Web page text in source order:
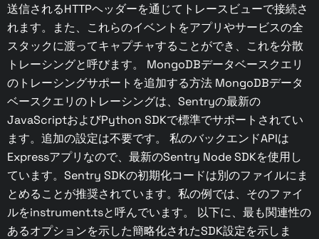
送信されるHTTPヘッダーを通じてトレースビューで接続さ
れます。また、これらのイベントをアプリやサービスの全
スタックに渡ってキャプチャすることができ、これを分散
トレーシングと呼びます。 MongoDBデータベースクエリ
のトレーシングサポートを追加する方法 MongoDBデータ
ベースクエリのトレーシングは、Sentryの最新の
JavaScriptおよびPython SDKで標準でサポートされてい
ます。追加の設定は不要です。 私のバックエンドAPIは
Expressアプリなので、最新のSentry Node SDKを使用し
ています。Sentry SDKの初期化コードは別のファイルにま
とめることが推奨されています。私の例では、そのファイ
ルをinstrument.tsと呼んでいます。 以下に、最も関連性の
あるオプションを示した簡略化されたSDK設定を示しま